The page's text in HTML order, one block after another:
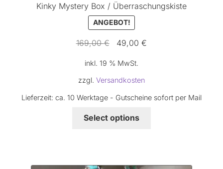
Pestdoktor / Plague Doctor
Journal
Kinky Mystery Box / Überraschungskiste
ANGEBOT!
169,00€
Ursprünglicher
war:
169,00 €
49,00€
inkl. 19 % MwSt.
zzgl. Versandkosten
Lieferzeit: ca. 10 Werktage - Gutscheine sofort per Mail
Select options